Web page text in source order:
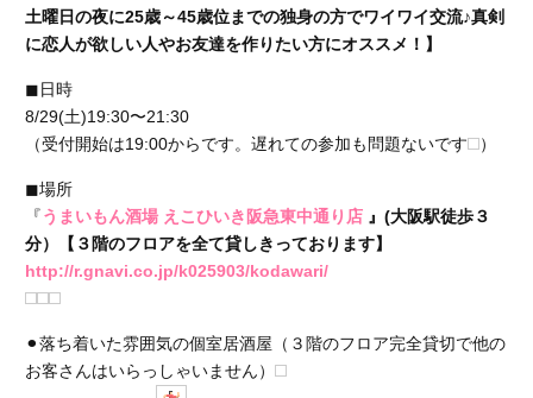
土曜日の夜に25歳～45歳位までの独身の方でワイワイ交流♪真剣
に恋人が欲しい人やお友達を作りたい方にオススメ！】
◼︎日時
8/29(土)19:30〜21:30
（受付開始は19:00からです。遅れての参加も問題ないです
）
◼︎場所
『うまいもん酒場 えこひいき阪急東中通り店 』(大阪駅徒歩３
分）【 ３階のフロアを全て貸しきっております】
http://r.gnavi.co.jp/k025903/kodawari/
⚫︎落ち着いた雰囲気の個室居酒屋（３階のフロア完全貸切で他の
お客さんはいらっしゃいません）